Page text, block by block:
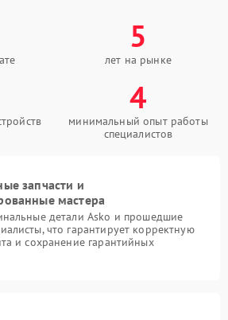
5
лет на рынке
4
минимальный опыт работы
специалистов
запчасти и
мастера
детали Asko и прошедшие
что гарантирует корректную
и сохранение гарантийных